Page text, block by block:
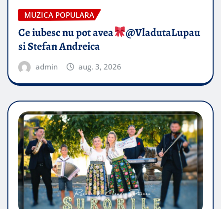
MUZICA POPULARA
Ce iubesc nu pot avea
​@VladutaLupau
si Stefan Andreica
admin aug. 3, 2026